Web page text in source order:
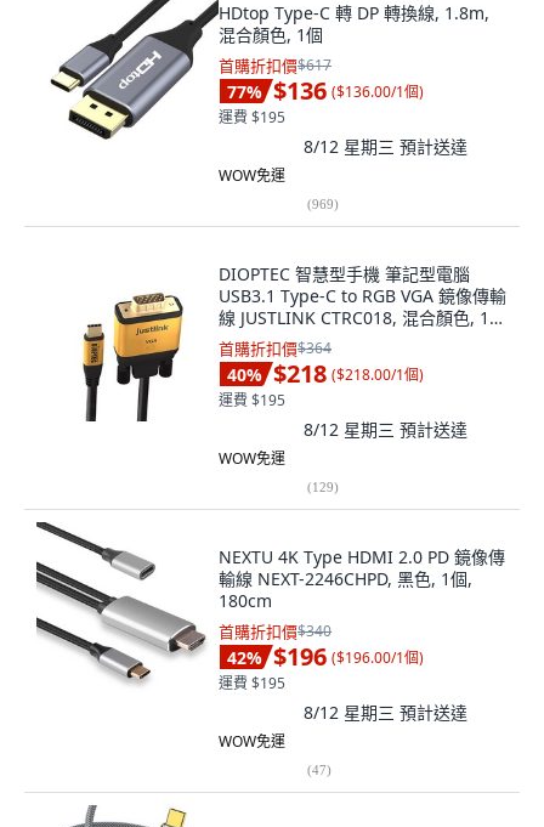
HDtop Type-C 轉 DP 轉換線, 1.8m,
混合顏色, 1個
首購折扣價$617
77% $136 ($136.00/1個)
運費 $195
8/12 星期三 預計送達
WOW免運
(969)
DIOPTEC 智慧型手機 筆記型電腦
USB3.1 Type-C to RGB VGA 鏡像傳輸
線 JUSTLINK CTRC018, 混合顏色, 1
個, 單一商品
首購折扣價$364
40% $218 ($218.00/1個)
運費 $195
8/12 星期三 預計送達
WOW免運
(129)
NEXTU 4K Type HDMI 2.0 PD 鏡像傳
輸線 NEXT-2246CHPD, 黑色, 1個,
180cm
首購折扣價$340
42% $196 ($196.00/1個)
運費 $195
8/12 星期三 預計送達
WOW免運
(47)